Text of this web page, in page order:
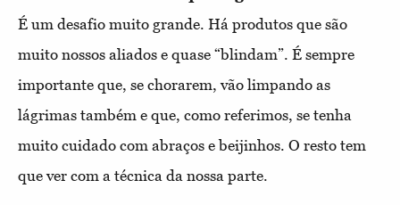
É um desafio muito grande. Há produtos que são
muito nossos aliados e quase “blindam”. É sempre
importante que, se chorarem, vão limpando as
lágrimas também e que, como referimos, se tenha
muito cuidado com abraços e beijinhos. O resto tem
que ver com a técnica da nossa parte.